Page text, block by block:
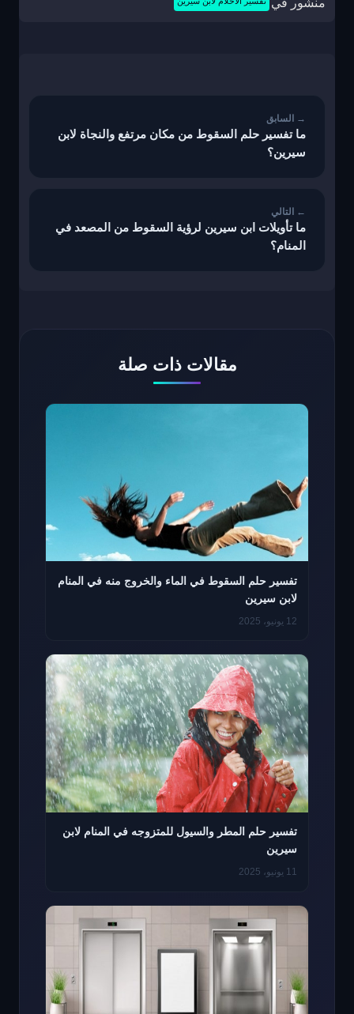
منشور في
ما تفسير حلم السقوط من مكان مرتفع والنجاة لابن
سيرين؟
ما تأويلات ابن سيرين لرؤية السقوط من المصعد في
المنام؟
مقالات ذات صلة
تفسير حلم السقوط في الماء والخروج منه في المنام
لابن سيرين
12 يونيو، 2025
تفسير حلم المطر والسيول للمتزوجه في المنام لابن
سيرين
11 يونيو، 2025